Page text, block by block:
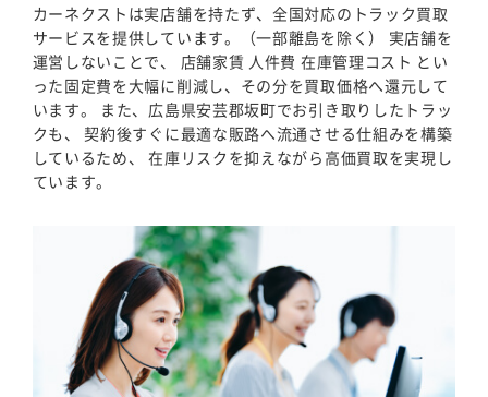
カーネクストは実店舗を持たず、全国対応のトラック買取
サービスを提供しています。（一部離島を除く） 実店舗を
運営しないことで、 店舗家賃 人件費 在庫管理コスト とい
った固定費を大幅に削減し、その分を買取価格へ還元して
います。 また、広島県安芸郡坂町でお引き取りしたトラッ
クも、 契約後すぐに最適な販路へ流通させる仕組みを構築
しているため、 在庫リスクを抑えながら高価買取を実現し
ています。